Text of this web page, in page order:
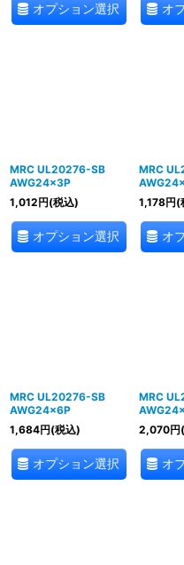
オプション選択 オ
MRC UL20276-SB
AWG24×3P
1,012円(税込)
オプション選択
MRC
1,178円(
オ
MRC UL20276-SB
AWG24×6P
1,684円(税込)
オプション選択
MRC
2,070円
オ